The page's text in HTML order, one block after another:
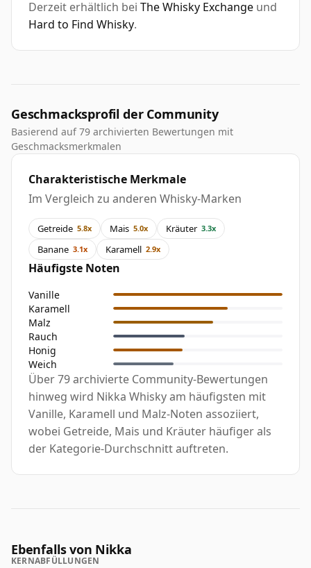
Derzeit erhältlich bei The Whisky Exchange und
Hard to Find Whisky.
Geschmacksprofil der Community
Basierend auf 79 archivierten Bewertungen mit
Geschmacksmerkmalen
Charakteristische Merkmale
Im Vergleich zu anderen Whisky-Marken
Getreide 5.8x Mais 5.0x Kräuter 3.3x
Banane 3.1x Karamell 2.9x
Häufigste Noten
Vanille
Karamell
Malz
Rauch
Honig
Weich
Über 79 archivierte Community-Bewertungen
hinweg wird Nikka Whisky am häufigsten mit
Vanille, Karamell und Malz-Noten assoziiert,
wobei Getreide, Mais und Kräuter häufiger als
der Kategorie-Durchschnitt auftreten.
Ebenfalls von Nikka
KERNABFÜLLUNGEN